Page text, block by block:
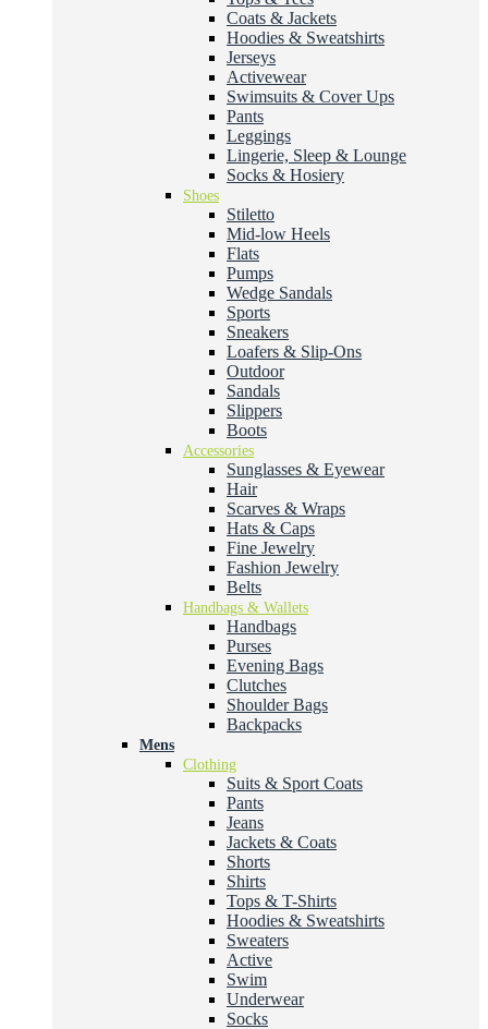
Coats & Jackets
Hoodies & Sweatshirts
Jerseys
Activewear
Swimsuits & Cover Ups
Pants
Leggings
Lingerie, Sleep & Lounge
Socks & Hosiery
Shoes
Stiletto
Mid-low Heels
Flats
Pumps
Wedge Sandals
Sports
Sneakers
Loafers & Slip-Ons
Outdoor
Sandals
Slippers
Boots
Accessories
Sunglasses & Eyewear
Hair
Scarves & Wraps
Hats & Caps
Fine Jewelry
Fashion Jewelry
Belts
Handbags & Wallets
Handbags
Purses
Evening Bags
Clutches
Shoulder Bags
Backpacks
Mens
Clothing
Suits & Sport Coats
Pants
Jeans
Jackets & Coats
Shorts
Shirts
Tops & T-Shirts
Hoodies & Sweatshirts
Sweaters
Active
Swim
Underwear
Socks